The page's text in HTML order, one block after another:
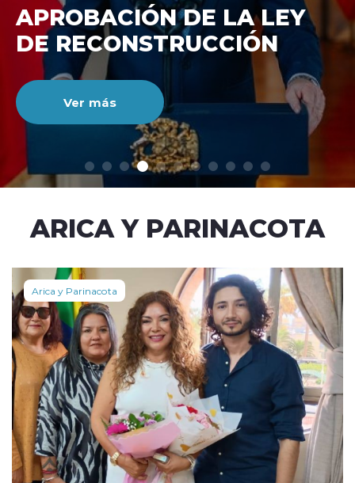
modo claro
DE RECONSTRUCCIÓ
NACIONAL
Ver más
ARICA Y PARINACOTA
Arica y Parinacota